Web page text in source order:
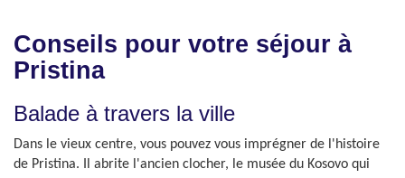
Conseils pour votre séjour à
Pristina
Balade à travers la ville
Dans le vieux centre, vous pouvez vous imprégner de l'histoire
de Pristina. Il abrite l'ancien clocher, le musée du Kosovo qui